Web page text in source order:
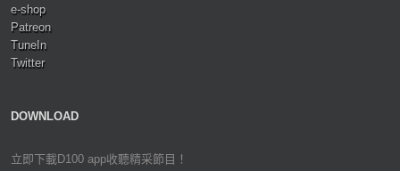
e-shop
Patreon
TuneIn
Twitter
DOWNLOAD
立即下載D100 app收聽精采節目！